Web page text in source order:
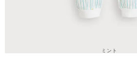
ミント